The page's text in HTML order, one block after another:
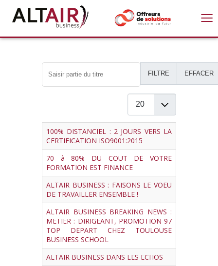
≡
Saisir partie du titre
FILTRE EFFACER
Afficher #
Titre
100% DISTANCIEL : 2 JOURS VERS LA
CERTIFICATION ISO9001:2015
70 à 80% DU COUT DE VOTRE
FORMATION EST FINANCE
ALTAIR BUSINESS : FAISONS LE VOEU
DE TRAVAILLER ENSEMBLE !
ALTAIR BUSINESS BREAKING NEWS :
METIER : DIRIGEANT, PROMOTION 97
TOP DEPART CHEZ TOULOUSE
BUSINESS SCHOOL
ALTAIR BUSINESS DANS LES ECHOS